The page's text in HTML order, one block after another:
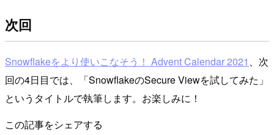
次回
Snowflakeをより使いこなそう！ Advent Calendar 2021 、次
回の4日目では、「SnowflakeのSecure Viewを試してみた」
というタイトルで執筆します。お楽しみに！
この記事をシェアする